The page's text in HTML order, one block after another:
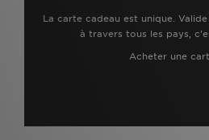
La carte cadeau est unique.
à travers tous les pays,
Acheter une